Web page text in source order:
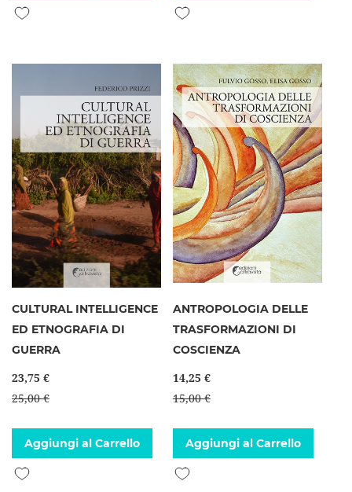
Aggiungi alla lista desideri Aggiungi alla lista desideri
CULTURAL INTELLIGENCE
ED ETNOGRAFIA DI
GUERRA
23,75 €
25,00 €
Aggiungi al Carrello
Aggiungi alla lista desideri
ANTROPOLOGIA DELLE
TRASFORMAZIONI DI
COSCIENZA
14,25 €
15,00 €
Aggiungi al Carrello
Aggiungi alla lista desideri